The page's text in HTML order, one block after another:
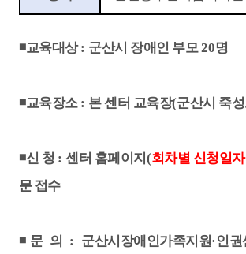
◾교육대상: 군산시 장애인 부모20명
◾교육장소 : 본 센터 교육장(군산시 죽
◾신 청 :센터 홈페이지 (회차별 신청일
문 접수
◾ 문 의 : 군산시장애인가족지원·인권